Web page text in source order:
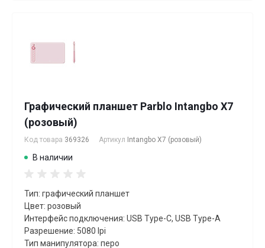
Графический планшет Parblo Intangbo X7
(розовый)
Код товара 369326 Артикул Intangbo X7 (розовый)
В наличии
Тип: графический планшет
Цвет: розовый
Интерфейс подключения: USB Type-C, USB Type-A
Разрешение: 5080 lpi
Тип манипулятора: перо